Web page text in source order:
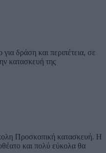
δράση και περιπέτεια, σε
κατασκευή της
Προσκοπική κατασκευή. Η
και πολύ εύκολα θα